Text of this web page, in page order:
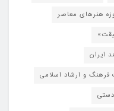
هنرهای معاصر
ایران
فرهنگ و ارشاد اسلامی